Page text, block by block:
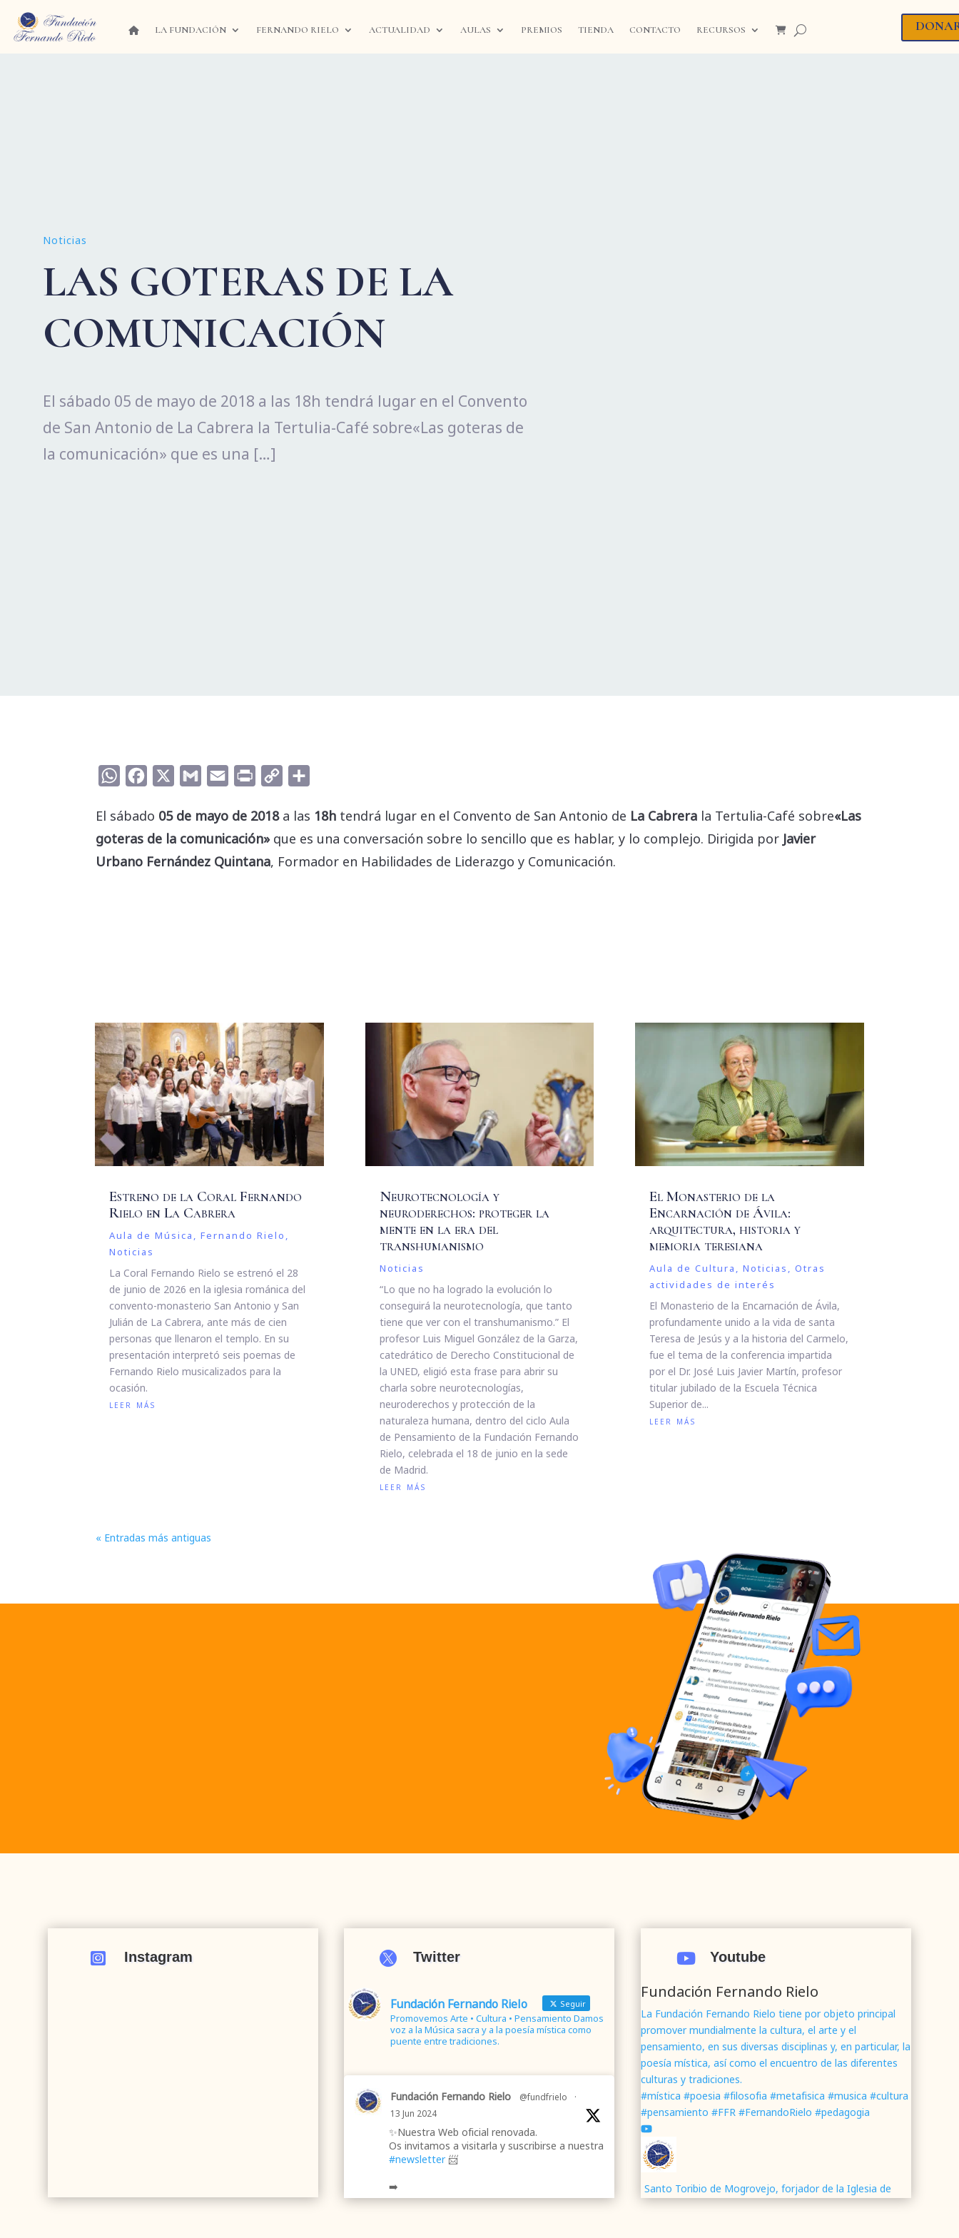
LA FUNDACIÓN FERNANDO RIELO ACTUALIDAD AULAS PREMIOS TIENDA CONTACTO RECURSOS
Noticias
LAS GOTERAS DE LA
COMUNICACIÓN
El sábado 05 de mayo de 2018 a las 18h tendrá lugar en el Convento
de San Antonio de La Cabrera la Tertulia-Café sobre«Las goteras de
la comunicación» que es una […]
WhatsAppFacebook Gmail Email Print
Copy
El sábado 05 de mayo de 2018a las 18h tendrá lugar en el Convento de San Antonio de La Cabrera la Tertulia-Café sobre«Las
goteras de la comunicación»que es una conversación sobre lo sencillo que es hablar, y lo complejo. Dirigida por Javier
Urbano Fernández Quintana, Formador en Habilidades de Liderazgo y Comunicación.
Estreno de la Coral Fernando
Rielo en La Cabrera
Aula de Música ,Fernando Rielo ,
Noticias
La Coral Fernando Rielo se estrenó el 28
de junio de 2026 en la iglesia románica del
convento-monasterio San Antonio y San
Julián de La Cabrera, ante más de cien
personas que llenaron el templo. En su
presentación interpretó seis poemas de
Fernando Rielo musicalizados para la
ocasión.
leer más
Neurotecnología y
neuroderechos: proteger la
mente en la era del
transhumanismo
Noticias
“Lo que no ha logrado la evolución lo
conseguirá la neurotecnología, que tanto
tiene que ver con el transhumanismo.” El
profesor Luis Miguel González de la Garza,
catedrático de Derecho Constitucional de
la UNED, eligió esta frase para abrir su
charla sobre neurotecnologías,
neuroderechos y protección de la
naturaleza humana, dentro del ciclo Aula
de Pensamiento de la Fundación Fernando
Rielo, celebrada el 18 de junio en la sede
de Madrid.
leer más
El Monasterio de la
Encarnación de Ávila:
arquitectura, historia y
memoria teresiana
Aula de Cultura , Noticias , Otras
actividades de interés
El Monasterio de la Encarnación de Ávila,
profundamente unido a la vida de santa
Teresa de Jesús y a la historia del Carmelo,
fue el tema de la conferencia impartida
por el Dr. José Luis Javier Martín, profesor
titular jubilado de la Escuela Técnica
Superior de...
leer más
« Entradas más antiguas
 Instagram  Twitter
Fundación Fernando Rielo Seguir
Promovemos Arte • Cultura • Pensamiento Damos
voz a la Música sacra y a la poesía mística como
puente entre tradiciones.
Fundación Fernando Rielo @fundfrielo
·
13 Jun 2024
✨Nuestra Web oficial renovada.
Os invitamos a visitarla y suscribirse a nuestra
#newsletter📨
➡️
.
 Youtube
Fundación Fernando Rielo
La Fundación Fernando Rielo tiene por objeto principal
promover mundialmente la cultura, el arte y el
pensamiento, en sus diversas disciplinas y, en particular, la
poesía mística, así como el encuentro de las diferentes
culturas y tradiciones.
#mística #poesia #filosofia #metafisica #musica #cultura
#pensamiento #FFR #FernandoRielo #pedagogia
Santo Toribio de Mogrovejo, forjador de la Iglesia de
América